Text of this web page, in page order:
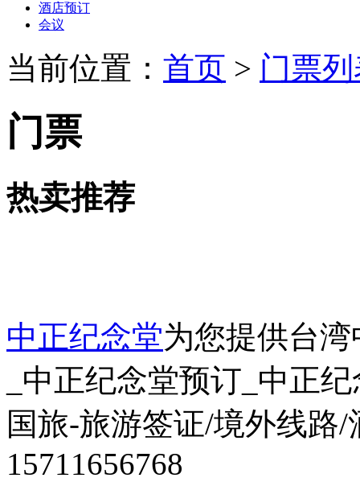
酒店预订
会议
当前位置： 首页 > 门票
门票
热卖推荐
中正纪念堂为您提供台
_中正纪念堂预订_中正
国旅-旅游签证/境外线路
15711656768